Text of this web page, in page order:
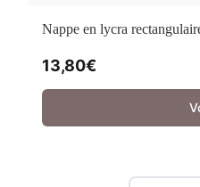
Nappe en lycra
13,80€